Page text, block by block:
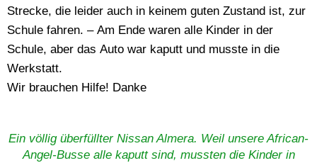
Strecke, die leider auch in keinem guten Zustand ist, zur
Schule fahren. – Am Ende waren alle Kinder in der
Schule, aber das Auto war kaputt und musste in die
Werkstatt.
Wir brauchen Hilfe! Danke
Ein völlig überfüllter Nissan Almera. Weil unsere African-
Angel-Busse alle kaputt sind, mussten die Kinder in